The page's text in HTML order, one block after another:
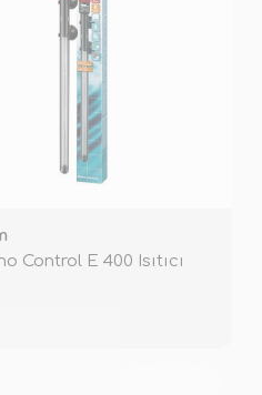
Control E 400 Isıtıcı